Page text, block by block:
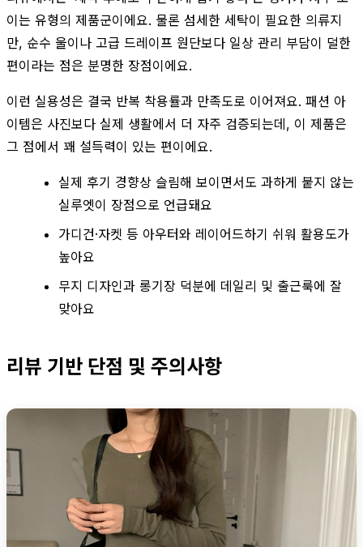
이는 유형의 제품군이에요. 물론 섬세한 세탁이 필요한 의류지
만, 순수 울이나 고급 드레이프 원단보다 일상 관리 부담이 덜한
편이라는 점은 분명한 장점이에요.
이런 실용성은 결국 반복 착용률과 만족도로 이어져요. 패션 아
이템은 사진보다 실제 생활에서 더 자주 검증되는데, 이 제품은
그 점에서 꽤 설득력이 있는 편이에요.
실제 후기 경향상 슬림해 보이면서도 과하게 붙지 않는
실루엣이 장점으로 언급돼요
가디건·자켓 등 아우터와 레이어드하기 쉬워 활용도가
높아요
무지 디자인과 롱기장 덕분에 데일리 및 출근룩에 잘
맞아요
리뷰 기반 단점 및 주의사항